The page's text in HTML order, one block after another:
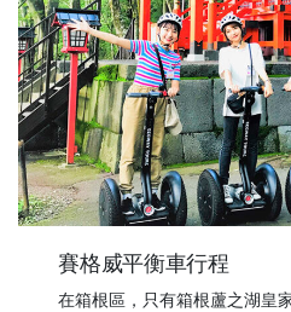
賽格威平衡車行程
在箱根區，只有箱根蘆之湖皇